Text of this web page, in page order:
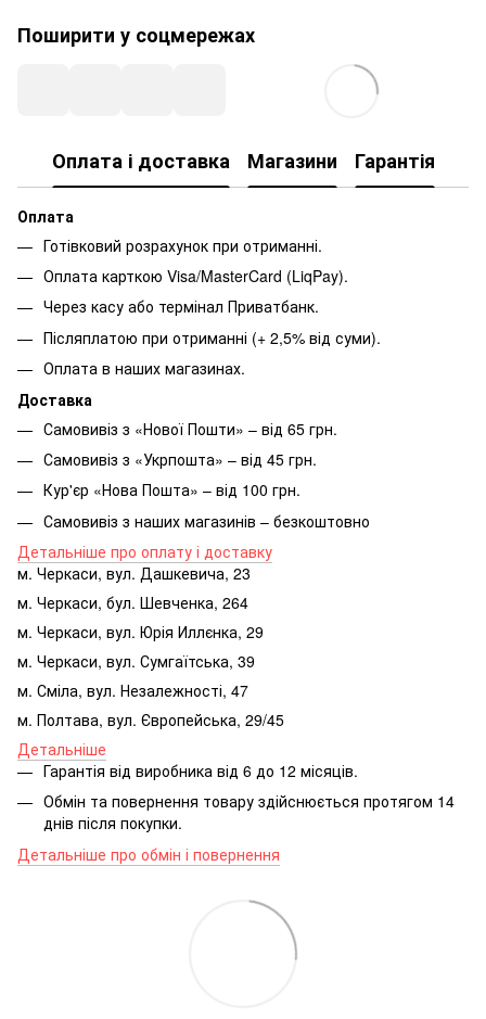
Поширити у соцмережах
Оплата і доставка Магазини Гарантія
Оплата
Готівковий розрахунок при отриманні.
Оплата карткою Visa/MasterCard (LiqPay).
Через касу або термінал Приватбанк.
Післяплатою при отриманні (+ 2,5% від суми).
Оплата в наших магазинах.
Доставка
Самовивіз з «Нової Пошти» – від 65 грн.
Самовивіз з «Укрпошта» – від 45 грн.
Кур'єр «Нова Пошта» – від 100 грн.
Самовивіз з наших магазинів – безкоштовно
Детальніше про оплату і доставку
м. Черкаси, вул. Дашкевича, 23
м. Черкаси, бул. Шевченка, 264
м. Черкаси, вул. Юрія Иллєнка, 29
м. Черкаси, вул. Сумгаїтська, 39
м. Сміла, вул. Незалежності, 47
м. Полтава, вул. Європейська, 29/45
Детальніше
Гарантія від виробника від 6 до 12 місяців.
Обмін та повернення товару здійснюється протягом 14
днів після покупки.
Детальніше про обмін і повернення